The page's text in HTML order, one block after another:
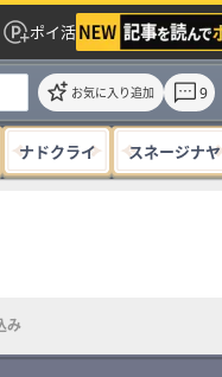
ポイ活
お気に入り追加 9
ナドクライ スネージナヤ
み